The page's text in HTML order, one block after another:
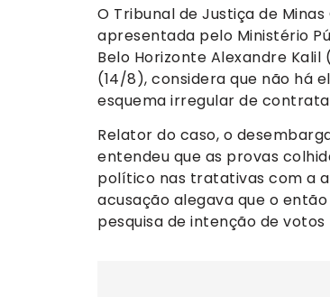
O Tribunal de Justiça de
apresentada pelo Ministério
Belo Horizonte Alexandre
(14/8), considera que não há
esquema irregular de
Relator do caso, o
entendeu que as provas
político nas tratativas com a
acusação alegava que o
pesquisa de intenção de